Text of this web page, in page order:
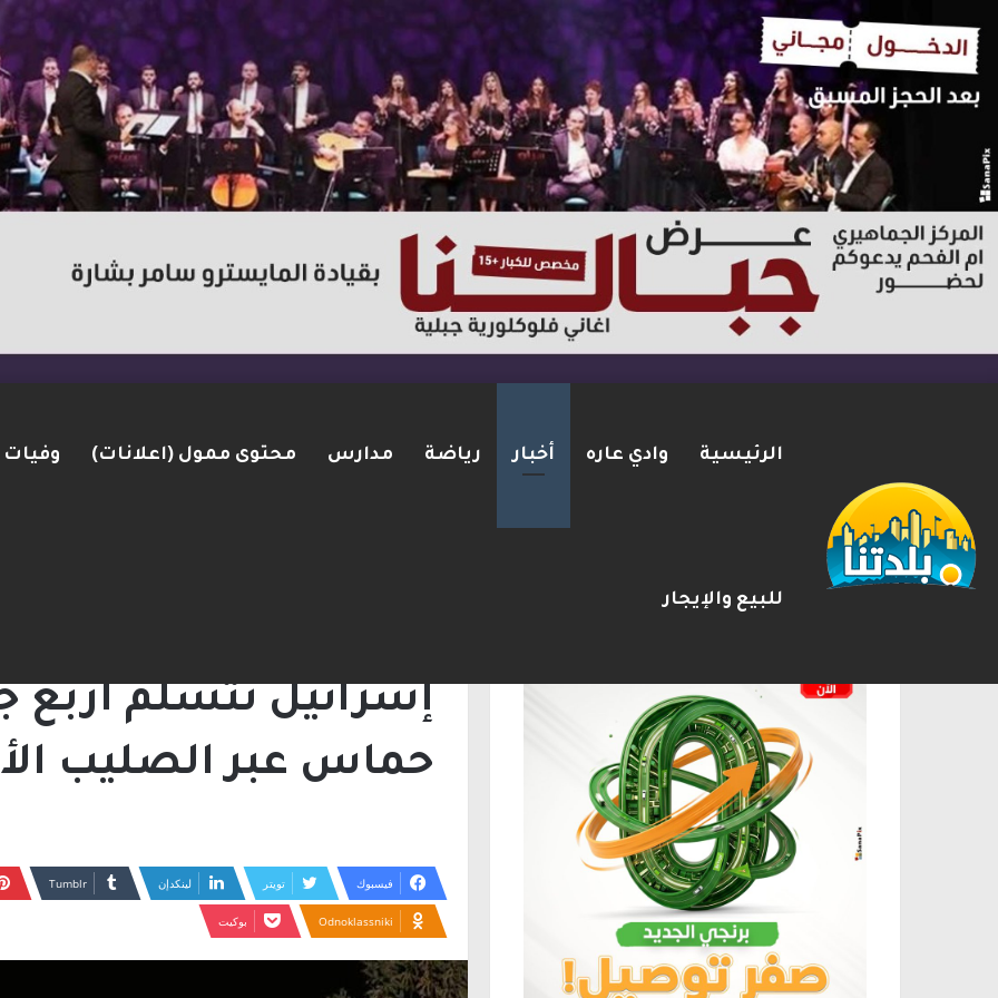
الرئيسية وادي عاره أخبار رياضة مدارس محتوى ممول (اعلانات) وفيات
للبيع والإيجار
مقتل زياد بشارة من الطيرة بإطلاق نار في الطيبة.. بعد عام ونصف على مقتل زوجته
إسرائيل تتسلم أربع
حماس عبر الصليب
فيسبوك تويتر لينكدإن
Odnoklassniki بوكيت
الإعلانات